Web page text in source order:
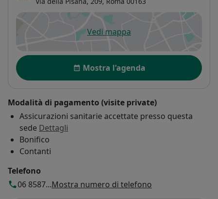
Vedi mappasi apre in una nuova scheda
Disponibilità
Mostra l'agenda
Modalità di pagamento (visite private)
Assicurazioni sanitarie accettate presso questa
sede Dettagli
Bonifico
Contanti
Telefono
06 8587...Mostra numero di telefono